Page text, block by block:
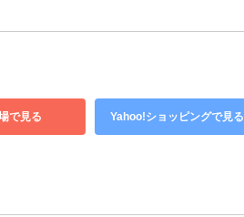
で見る Yahoo!ショッピングで見る